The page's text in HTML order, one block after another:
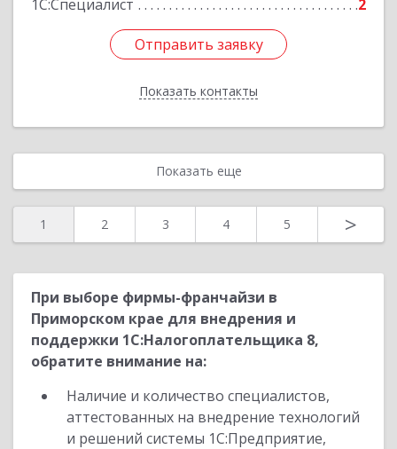
1С:Специалист
2
Отправить заявку
Показать контакты
Отправить заявку
Назад
Показать еще
1 2 3 4 5 >
При выборе фирмы-франчайзи в
Приморском крае для внедрения и
поддержки 1С:Налогоплательщика 8,
обратите внимание на:
Наличие и количество специалистов,
аттестованных на внедрение технологий
и решений системы 1С:Предприятие,